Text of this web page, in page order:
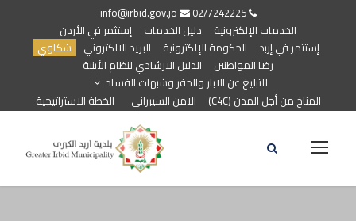
02/7242225
الخدمات الإلكترونية
دليل الخدمات
إستثمر في الأردن
إستثمر في إربد
الحكومة الإلكترونية البريد الالكتروني
شكاوي
رضا المواطنين
الدليل الارشادي لنظام الأبنية
للتبليغ عن الابار والحفر وشبهات الفساد
المناخ من أجل المدن (C4C)
الامن السيبراني الخطة الاستراتيجية